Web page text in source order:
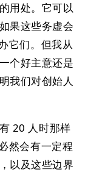
用处。它可以
果这些务虚会
它们。但我从
个好主意还是
我们对创始人
20 人时那样
然会有一定程
以及这些边界